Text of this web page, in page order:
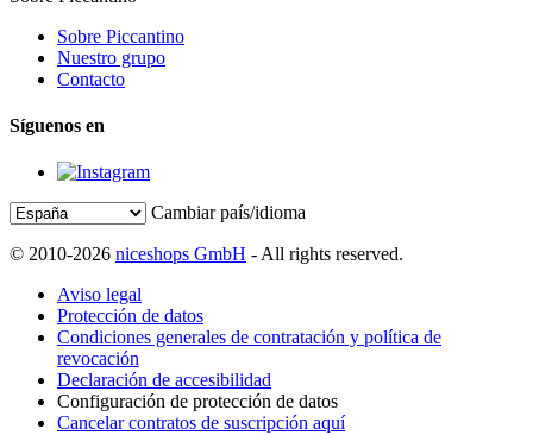
Sobre Piccantino
Nuestro grupo
Contacto
Síguenos en
Cambiar país/idioma
© 2010-2026 niceshops GmbH - All rights reserved.
Aviso legal
Protección de datos
Condiciones generales de contratación y política de
revocación
Declaración de accesibilidad
Configuración de protección de datos
Cancelar contratos de suscripción aquí